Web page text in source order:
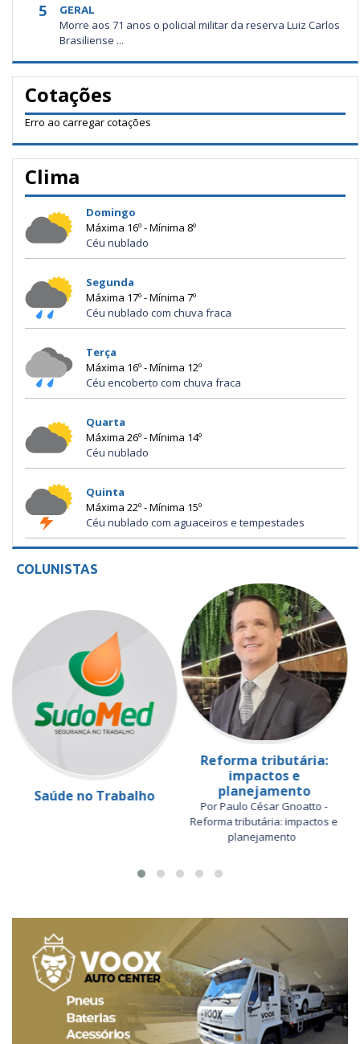
5 GERAL
Morre aos 71 anos o policial militar da reserva Luiz Carlos
Brasiliense ...
Cotações
Erro ao carregar cotações
Clima
Domingo
Máxima 16º - Mínima 8º
Céu nublado
Segunda
Máxima 17º - Mínima 7º
Céu nublado com chuva fraca
Terça
Máxima 16º - Mínima 12º
Céu encoberto com chuva fraca
Quarta
Máxima 26º - Mínima 14º
Céu nublado
Quinta
Máxima 22º - Mínima 15º
Céu nublado com aguaceiros e tempestades
COLUNISTAS
Saúde no Trabalho
Reforma tributária:
impactos e
planejamento
Por Paulo César Gnoatto -
Reforma tributária: impactos e
planejamento